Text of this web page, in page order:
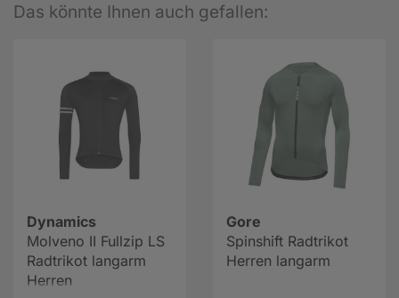
Das könnte Ihnen auch gefallen:
Dynamics
Molveno II Fullzip LS
Radtrikot langarm
Herren
Gore
Spinshift Radtrikot
Herren langarm